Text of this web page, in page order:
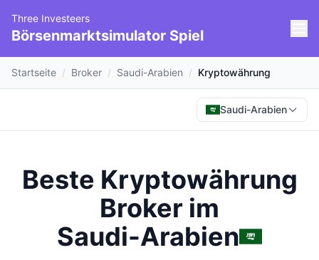
Three Investeers
Börsenmarktsimulator Spiel
Startseite / Broker / Saudi-Arabien / Kryptowährung
Saudi-Arabien
Beste Kryptowährung
Broker im
Saudi-Arabien